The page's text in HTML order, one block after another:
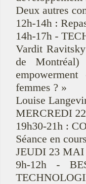
Deux autres
12h-14h :
14h-17h -
Vardit
de
femmes ? »
Louise
MERCREDI
19h30-21h :
Séance en
JEUDI 23 MAI
9h-12h -